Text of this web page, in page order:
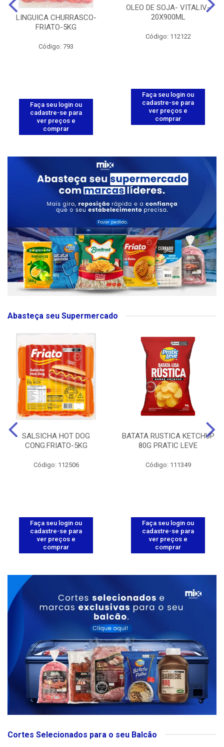
LINGUICA CHURRASCO-
FRIATO-5KG
Código: 793
Faça seu login ou
cadastre-se para
ver preços e
comprar
OLEO DE SOJA- VITALIV-
20X900ML
Código: 112122
Faça seu login ou
cadastre-se para
ver preços e
comprar
Abasteça seu Supermercado
SALSICHA HOT DOG
CONG.FRIATO-5KG
Código: 112506
Faça seu login ou
cadastre-se para
ver preços e
comprar
BATATA RUSTICA KETCHUP
80G PRATIC LEVE
Código: 111349
Faça seu login ou
cadastre-se para
ver preços e
comprar
Cortes Selecionados para o seu Balcão